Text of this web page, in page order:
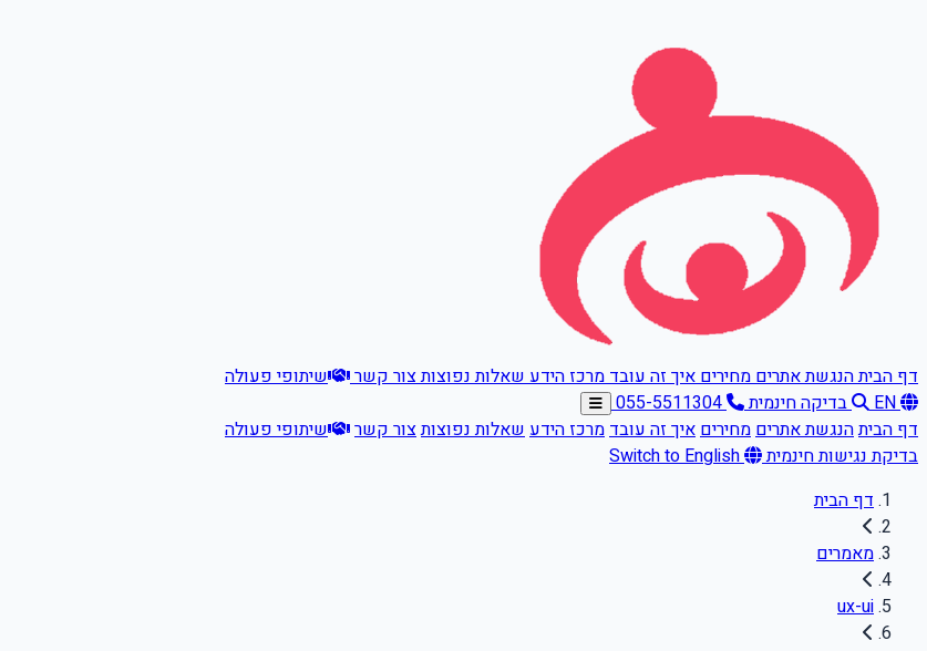
דף הביתהנגשת אתריםמחיריםאיך זה עובדמרכז הידעשאלות נפוצותצור קשר
שיתופי פעולה
EN
בדיקה חינמית
055-5511304
דף הביתהנגשת אתריםמחיריםאיך זה עובדמרכז הידעשאלות נפוצותצור קשר
שיתופי פעולה
בדיקת נגישות חינמית
Switch to English
דף הבית
מאמרים
ux-ui